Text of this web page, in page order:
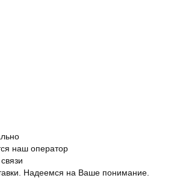
наш оператор
Надеемся на Ваше понимание.